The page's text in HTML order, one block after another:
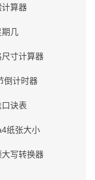
计算器
期几
寸计算器
倒计时器
诀表
纸张大小
写转换器